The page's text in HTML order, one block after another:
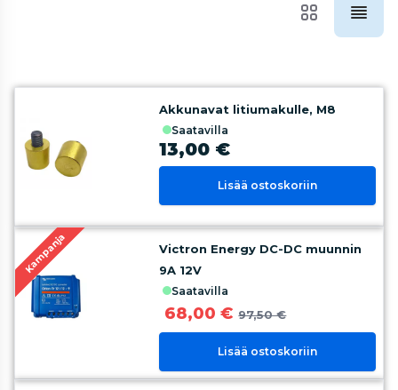
Akkunavat litiumakulle, M8
saatavilla
13,00 €
Lisää ostoskoriin
Kampanja
Victron Energy DC-DC muunnin
9A 12V
saatavilla
68,00 € 97,50 €
Lisää ostoskoriin